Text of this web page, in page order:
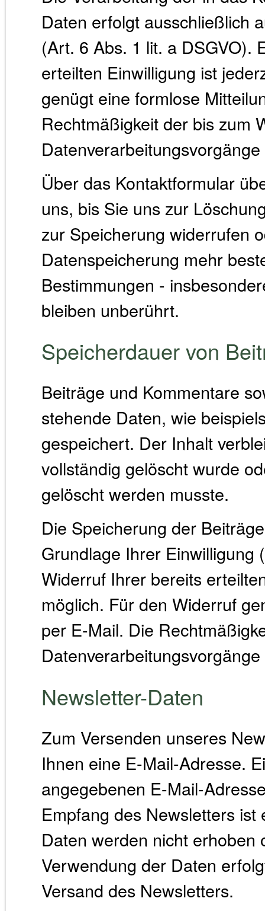
Daten erfolgt ausschließlich
(Art. 6 Abs. 1 lit. a DSGVO).
erteilten Einwilligung ist
genügt eine formlose
Rechtmäßigkeit der bis zum
Über das Kontaktformular
uns, bis Sie uns zur
zur Speicherung widerrufen
Datenspeicherung mehr
Bestimmungen -
bleiben unberührt.
Speicherdauer von
Beiträge und Kommentare
stehende Daten, wie
gespeichert. Der Inhalt
vollständig gelöscht wurde
gelöscht werden musste.
Die Speicherung der
Grundlage Ihrer Einwilligung
Widerruf Ihrer bereits
möglich. Für den Widerruf
per E-Mail. Die
Newsletter-Daten
Zum Versenden unseres
Ihnen eine E-Mail-Adresse.
angegebenen E-Mail-
Empfang des Newsletters
Daten werden nicht erhoben
Verwendung der Daten
Versand des Newsletters.